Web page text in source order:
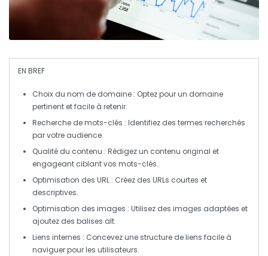
EN BREF
Choix du nom de domaine : Optez pour un domaine
pertinent et facile à retenir.
Recherche de mots-clés : Identifiez des termes recherchés
par votre audience.
Qualité du contenu : Rédigez un contenu original et
engageant ciblant vos mots-clés.
Optimisation des URL : Créez des URLs courtes et
descriptives.
Optimisation des images : Utilisez des images adaptées et
ajoutez des balises alt.
Liens internes : Concevez une structure de liens facile à
naviguer pour les utilisateurs.